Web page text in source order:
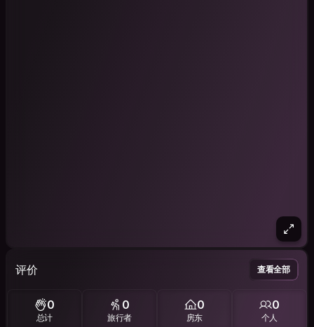
评价 查看全部
0
总计
0
旅行者
0
房东
0
个人